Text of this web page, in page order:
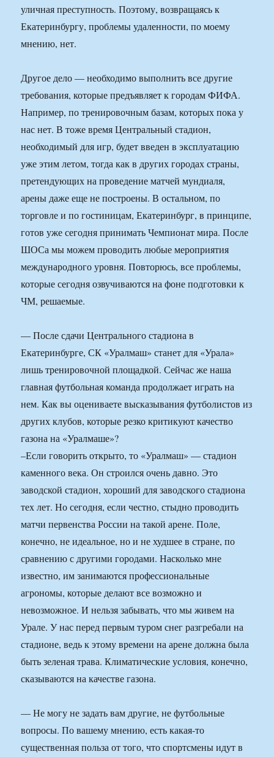
уличная преступность. Поэтому, возвращаясь к
Екатеринбургу, проблемы удаленности, по моему
мнению, нет.
Другое дело — необходимо выполнить все другие
требования, которые предъявляет к городам ФИФА.
Например, по тренировочным базам, которых пока у
нас нет. В тоже время Центральный стадион,
необходимый для игр, будет введен в эксплуатацию
уже этим летом, тогда как в других городах страны,
претендующих на проведение матчей мундиаля,
арены даже еще не построены. В остальном, по
торговле и по гостиницам, Екатеринбург, в принципе,
готов уже сегодня принимать Чемпионат мира. После
ШОСа мы можем проводить любые мероприятия
международного уровня. Повторюсь, все проблемы,
которые сегодня озвучиваются на фоне подготовки к
ЧМ, решаемые.
— После сдачи Центрального стадиона в
Екатеринбурге, СК «Уралмаш» станет для «Урала»
лишь тренировочной площадкой. Сейчас же наша
главная футбольная команда продолжает играть на
нем. Как вы оцениваете высказывания футболистов из
других клубов, которые резко критикуют качество
газона на «Уралмаше»?
–Если говорить открыто, то «Уралмаш» — стадион
каменного века. Он строился очень давно. Это
заводской стадион, хороший для заводского стадиона
тех лет. Но сегодня, если честно, стыдно проводить
матчи первенства России на такой арене. Поле,
конечно, не идеальное, но и не худшее в стране, по
сравнению с другими городами. Насколько мне
известно, им занимаются профессиональные
агрономы, которые делают все возможно и
невозможное. И нельзя забывать, что мы живем на
Урале. У нас перед первым туром снег разгребали на
стадионе, ведь к этому времени на арене должна была
быть зеленая трава. Климатические условия, конечно,
сказываются на качестве газона.
— Не могу не задать вам другие, не футбольные
вопросы. По вашему мнению, есть какая-то
существенная польза от того, что спортсмены идут в